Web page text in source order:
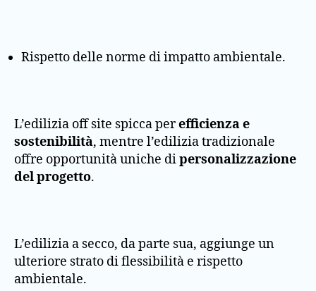
Rispetto delle norme di impatto ambientale.
L’edilizia off site spicca perefficienza e
sostenibilità, mentre l’edilizia tradizionale
offre opportunità uniche dipersonalizzazione
del progetto.
L’edilizia a secco, da parte sua, aggiunge un
ulteriore strato di flessibilità e rispetto
ambientale.